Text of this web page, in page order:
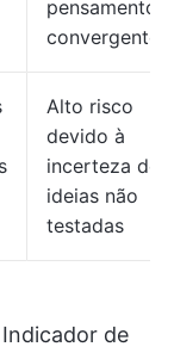
pensamento
convergente
Alto risco
devido à
incerteza de
ideias não
testadas
de